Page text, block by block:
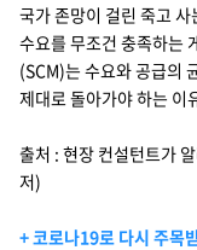
국가 존망이 걸린 죽고
수요를 무조건 충족하는
(SCM)는 수요와 공급의
제대로 돌아가야 하는 이
출처 : 현장 컨설턴트가
저)
+ 코로나19로 다시 주